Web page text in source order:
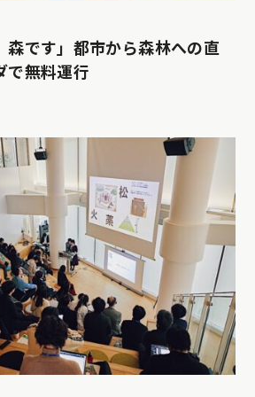
森です」都市から森林への直
で無料運行